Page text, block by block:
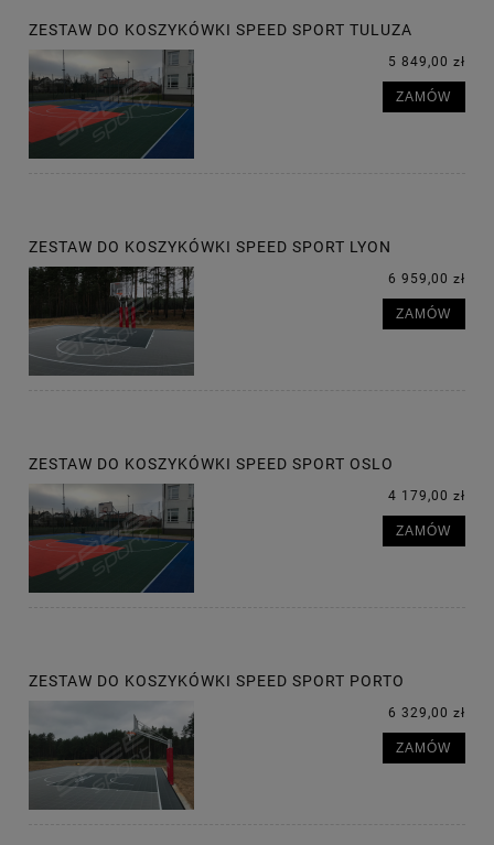
ZESTAW DO KOSZYKÓWKI SPEED SPORT TULUZA
5 849,00 zł
ZAMÓW
ZESTAW DO KOSZYKÓWKI SPEED SPORT LYON
6 959,00 zł
ZAMÓW
ZESTAW DO KOSZYKÓWKI SPEED SPORT OSLO
4 179,00 zł
ZAMÓW
ZESTAW DO KOSZYKÓWKI SPEED SPORT PORTO
6 329,00 zł
ZAMÓW